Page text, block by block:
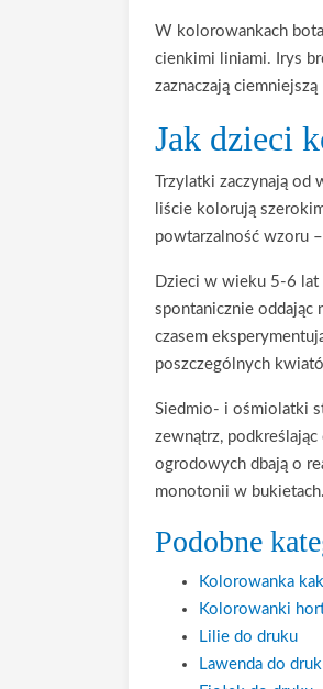
W kolorowankach
cienkimi liniami. Irys
zaznaczają
Jak dzieci
Trzylatki zaczynają
liście kolorują
powtarzalność wzoru
Dzieci w wieku 5-6 lat
spontanicznie oddając
czasem
poszczególnych
Siedmio- i ośmiolatki
zewnątrz,
ogrodowych dbają o
monotonii w bukietach.
Podobne
Kolorowanka
Kolorowanki
Lilie do druku
Lawenda do